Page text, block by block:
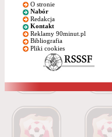
O stronie
Nabór
Redakcja
Kontakt
Reklamy 90minut.pl
Bibliografia
Pliki cookies